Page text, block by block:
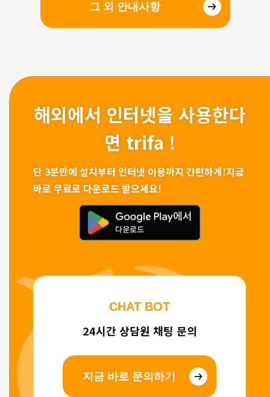
그 외 안내사항
해외에서 인터넷을 사용한다
면 trifa !
단 3분만에 설치부터 인터넷 이용까지 간편하게!지금
바로 무료로 다운로드 받으세요!
CHAT BOT
24시간 상담원 채팅 문의
지금 바로 문의하기